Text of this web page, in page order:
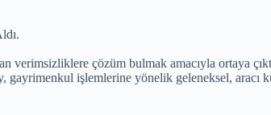
verimsizliklere çözüm bulmak amacıyla ortaya
işlemlerine yönelik geleneksel, aracı